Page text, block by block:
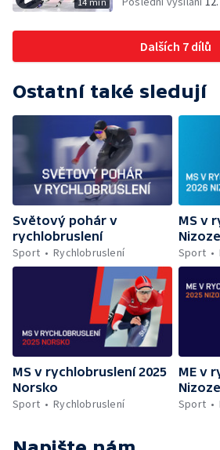
Dalších 7 dílů
Ostatní také sledují
Světový pohár v
rychlobruslení
Sport
Rychlobruslení
MS v
Sport
MS v rychlobruslení 2025
Norsko
Sport
Rychlobruslení
ME v
Sport